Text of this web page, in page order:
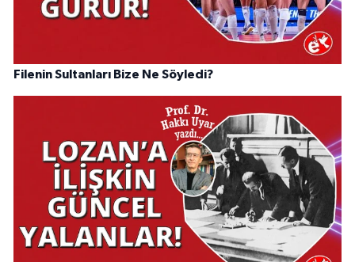
Filenin Sultanları Bize Ne Söyledi?